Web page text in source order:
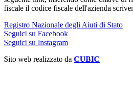
fiscale il codice fiscale dell'azienda
Registro Nazionale degli Aiuti di Stato
Seguici su Facebook
Seguici su Instagram
Sito web realizzato da CUBIC